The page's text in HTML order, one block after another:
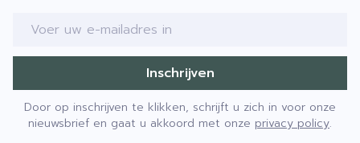
E-mail adres
Inschrijven
Door op inschrijven te klikken, schrijft u zich in voor onze
nieuwsbrief en gaat u akkoord met onze privacy policy.